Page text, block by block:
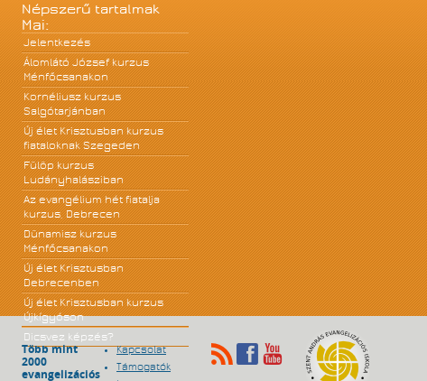
Népszerű tartalmak
Mai:
Jelentkezés
Álomlátó József kurzus
Ménfőcsanakon
Kornéliusz kurzus
Salgótarjánban
Új élet Krisztusban kurzus
fiataloknak Szegeden
Fülöp kurzus
Ludányhalásziban
Az evangélium hét fiatalja
kurzus, Debrecen
Dünamisz kurzus
Ménfőcsanakon
Új élet Krisztusban
Debrecenben
Új élet Krisztusban kurzus
Újkígyóson
Dicsvez képzés?
Több mint
2000
evangelizációs
Kapcsolat
Támogatók